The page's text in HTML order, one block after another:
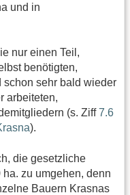
und in
nur einen Teil,
benötigten,
schon sehr bald wieder
arbeiteten,
(s. Ziff7.6
).
die gesetzliche
zu umgehen, denn
Bauern Krasnas